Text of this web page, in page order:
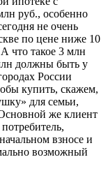
руб., особенно
не очень
по цене ниже 10
что такое 3 млн
должны быть у
России
купить, скажем,
для семьи,
же клиент
взносе и
возможный